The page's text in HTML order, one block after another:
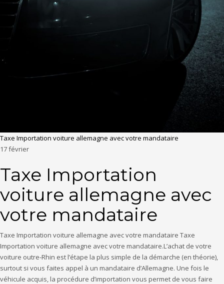
Taxe Importation voiture allemagne avec votre mandataire
17février
Taxe Importation
voiture allemagne avec
votre mandataire
Taxe Importation voiture allemagne avec votre mandataire Taxe
Importation voiture allemagne avec votre mandataire.L’achat de votre
voiture outre-Rhin est l’étape la plus simple de la démarche (en théorie),
surtout si vous faites appel à un mandataire d’Allemagne. Une fois le
véhicule acquis, la procédure d’importation vous permet de vous faire